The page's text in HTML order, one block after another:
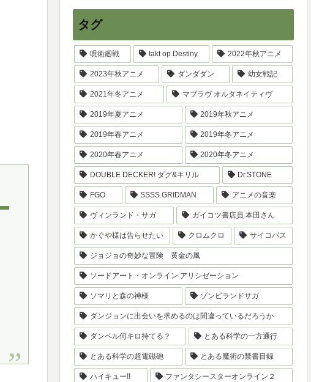
タグ
呪術廻戦 takt op.Destiny 2022年秋アニメ
2023年秋アニメ ダンダダン 幼女戦記
2021年冬アニメ マブラヴ オルタネイティヴ
2019年夏アニメ 2019年秋アニメ
2019年春アニメ 2019年冬アニメ
2020年春アニメ 2020年冬アニメ
DOUBLE DECKER! ダグ&キリル Dr.STONE
FGO SSSS.GRIDMAN アニメの音楽
ヴィンランド・サガ ガイコツ書店員 本田さん
かぐや様は告らせたい クロムクロ サイコパス
ジョジョの奇妙な冒険 黄金の風
ソードアート・オンライン アリシゼーション
ソマリと森の神様 ゾンビランドサガ
ダンジョンに出会いを求めるのは間違っているだろうか
ダンベル何キロ持てる？ とある科学の一方通行
とある科学の超電磁砲 とある魔術の禁書目録
ハイキュー!! ファンタシースターオンライン２